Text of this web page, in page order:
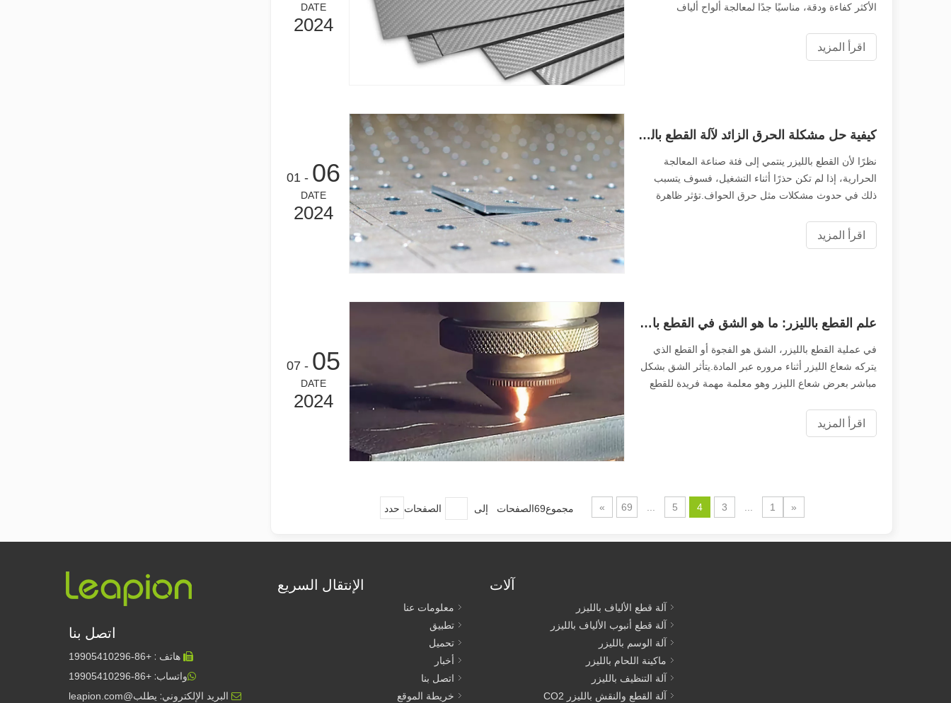
في مجال معالجة وترميم الأسطح، تعد إزالة الطلاء بالليزر
DATE
2024
الأكثر كفاءة ودقة، مناسبًا جدًا لمعالجة ألواح ألياف
التشغيل والمزايا
اقرأ المزيد
06
- 01
DATE
2024
كيفية حل مشكلة الحرق الزائد لآلة القطع بالليزر معدن？
نظرًا لأن القطع بالليزر ينتمي إلى فئة صناعة المعالجة
الحرارية، إذا لم تكن حذرًا أثناء التشغيل، فسوف يتسبب
ذلك في حدوث مشكلات مثل حرق الحواف.تؤثر ظاهرة
جودة القطع وكفاءة استخدام المواد.فقط عن طريق سولفي
اقرأ المزيد
05
- 07
DATE
2024
علم القطع بالليزر: ما هو الشق في القطع بالليزر？
في عملية القطع بالليزر، الشق هو الفجوة أو القطع الذي
يتركه شعاع الليزر أثناء مروره عبر المادة.يتأثر الشق بشكل
مباشر بعرض شعاع الليزر وهو معلمة مهمة فريدة للقطع
اقرأ المزيد
«
1
3
4
5
69
» مجموع69الصفحات إلى الصفحات حدد
اتصل بنا
 هاتف : +86-
19905410296
واتساب: +86-19905410296
 البريد الإلكتروني: يطلب@leapion.com
الإنتقال السريع
معلومات عنا
تطبيق
تحميل
أخبار
اتصل بنا
خريطة الموقع
آلات
آلة قطع الألياف بالليزر
آلة قطع أنبوب الألياف بالليزر
آلة الوسم بالليزر
ماكينة اللحام بالليزر
آلة التنظيف بالليزر
آلة القطع والنقش بالليزر CO2